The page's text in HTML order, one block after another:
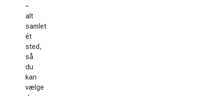
–
alt
samlet
ét
sted,
så
du
kan
vælge